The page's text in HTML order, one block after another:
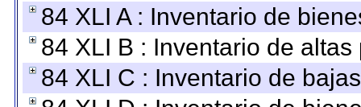
84 XLI A : Inventario de
84 XLI B : Inventario de
84 XLI C : Inventario de